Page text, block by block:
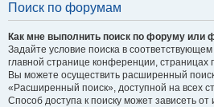
Поиск по форумам
Как мне выполнить поиск по форуму или
Задайте условие поиска в
главной странице конференции,
Вы можете осуществить расширенный
«Расширенный поиск», доступной на всех
Способ доступа к поиску может зависеть от